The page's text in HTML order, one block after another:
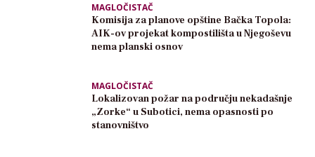
MAGLOČISTAČ
Komisija za planove opštine Bačka Topola:
AIK-ov projekat kompostilišta u Njegoševu
nema planski osnov
MAGLOČISTAČ
Lokalizovan požar na području nekadašnje
„Zorke“ u Subotici, nema opasnosti po
stanovništvo